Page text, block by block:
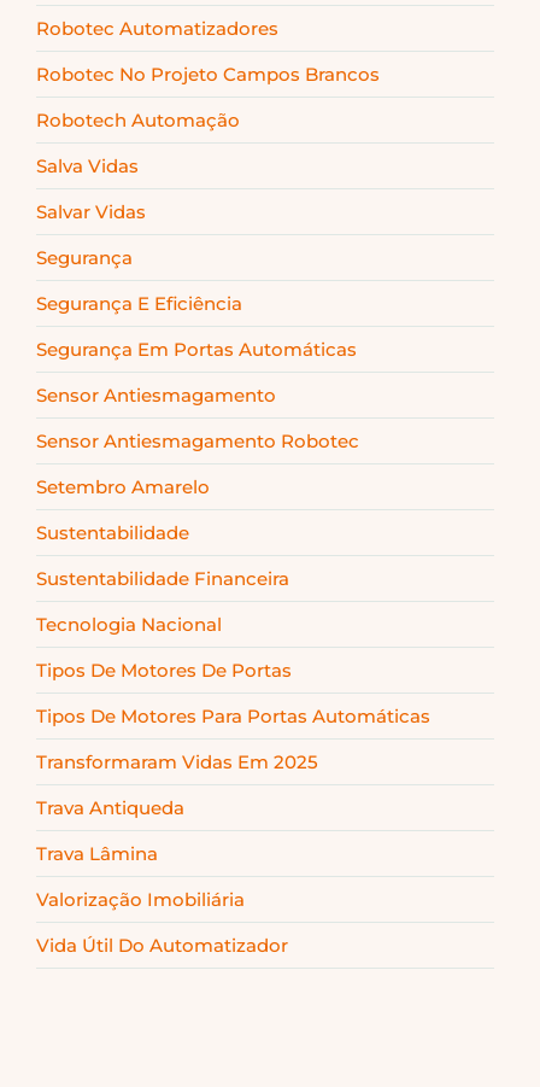
Robotec Automatizadores
Robotec No Projeto Campos Brancos
Robotech Automação
Salva Vidas
Salvar Vidas
Segurança
Segurança E Eficiência
Segurança Em Portas Automáticas
Sensor Antiesmagamento
Sensor Antiesmagamento Robotec
Setembro Amarelo
Sustentabilidade
Sustentabilidade Financeira
Tecnologia Nacional
Tipos De Motores De Portas
Tipos De Motores Para Portas Automáticas
Transformaram Vidas Em 2025
Trava Antiqueda
Trava Lâmina
Valorização Imobiliária
Vida Útil Do Automatizador